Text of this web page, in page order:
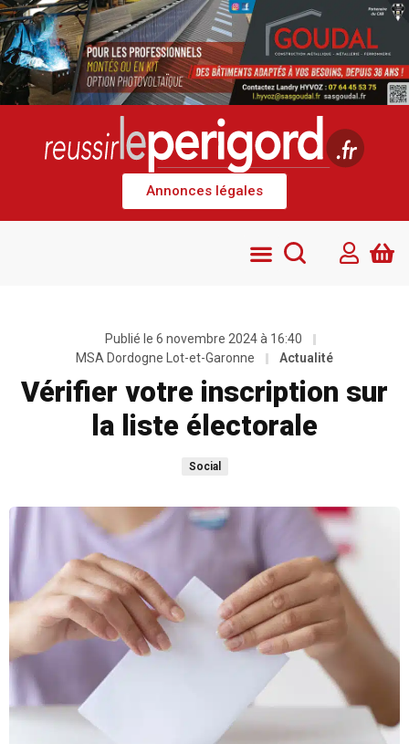
Annonces légales
Publié le 6 novembre 2024 à 16:40
MSA Dordogne Lot-et-Garonne
Actualité
Vérifier votre inscription sur
la liste électorale
Social